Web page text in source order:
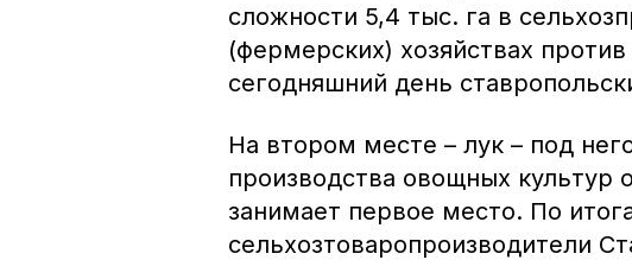
сложности 5,4 тыс. га в
(фермерских) хозяйствах
сегодняшний день
На втором месте – лук – под
производства овощных культур
занимает первое место. По
сельхозтоваропроизводители